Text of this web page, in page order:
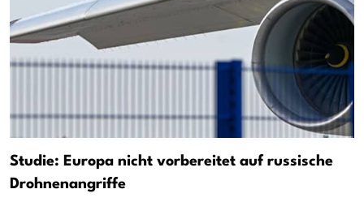
Studie: Europa nicht vorbereitet auf russische
Drohnenangriffe